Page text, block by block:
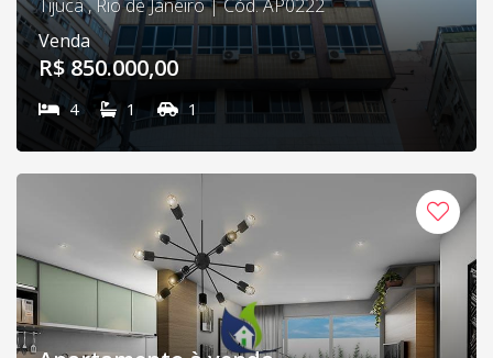
Tijuca , Rio de Janeiro | Cód. AP0222
Venda
R$ 850.000,00
4 1 1